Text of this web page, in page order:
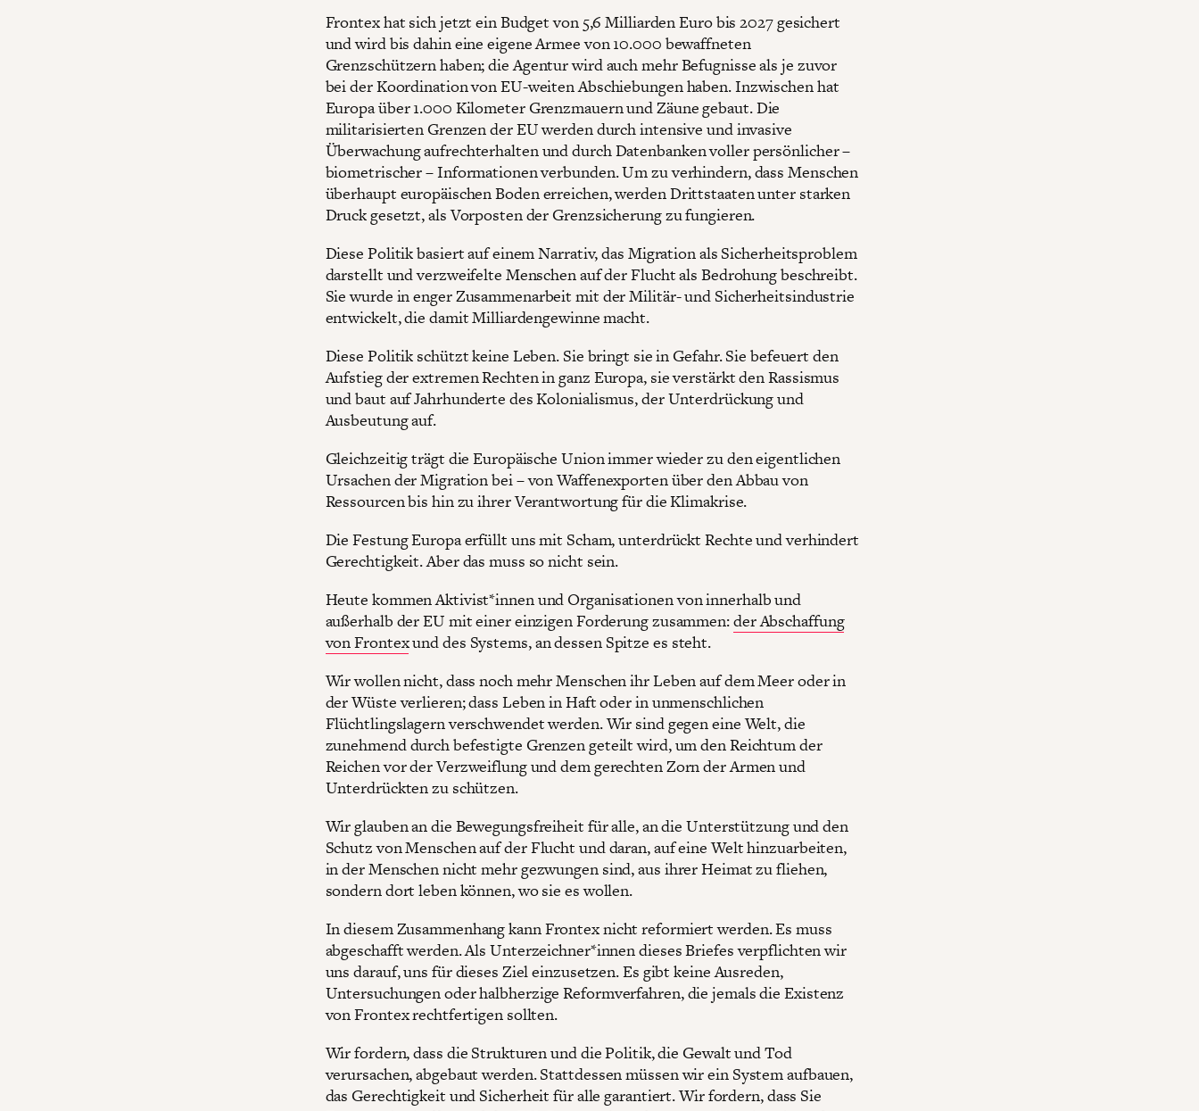
Frontex hat sich jetzt ein Budget von 5,6 Milliarden Euro bis 2027 gesichert
und wird bis dahin eine eigene Armee von 10.000 bewaffneten
Grenzschützern haben; die Agentur wird auch mehr Befugnisse als je zuvor
bei der Koordination von EU-weiten Abschiebungen haben. Inzwischen hat
Europa über 1.000 Kilometer Grenzmauern und Zäune gebaut. Die
militarisierten Grenzen der EU werden durch intensive und invasive
Überwachung aufrechterhalten und durch Datenbanken voller persönlicher –
biometrischer – Informationen verbunden. Um zu verhindern, dass Menschen
überhaupt europäischen Boden erreichen, werden Drittstaaten unter starken
Druck gesetzt, als Vorposten der Grenzsicherung zu fungieren.
Diese Politik basiert auf einem Narrativ, das Migration als Sicherheitsproblem
darstellt und verzweifelte Menschen auf der Flucht als Bedrohung beschreibt.
Sie wurde in enger Zusammenarbeit mit der Militär- und Sicherheitsindustrie
entwickelt, die damit Milliardengewinne macht.
Diese Politik schützt keine Leben. Sie bringt sie in Gefahr. Sie befeuert den
Aufstieg der extremen Rechten in ganz Europa, sie verstärkt den Rassismus
und baut auf Jahrhunderte des Kolonialismus, der Unterdrückung und
Ausbeutung auf.
Gleichzeitig trägt die Europäische Union immer wieder zu den eigentlichen
Ursachen der Migration bei – von Waffenexporten über den Abbau von
Ressourcen bis hin zu ihrer Verantwortung für die Klimakrise.
Die Festung Europa erfüllt uns mit Scham, unterdrückt Rechte und verhindert
Gerechtigkeit. Aber das muss so nicht sein.
Heute kommen Aktivist*innen und Organisationen von innerhalb und
außerhalb der EU mit einer einzigen Forderung zusammen:der Abschaffung
von Frontexund des Systems, an dessen Spitze es steht.
Wir wollen nicht, dass noch mehr Menschen ihr Leben auf dem Meer oder in
der Wüste verlieren; dass Leben in Haft oder in unmenschlichen
Flüchtlingslagern verschwendet werden. Wir sind gegen eine Welt, die
zunehmend durch befestigte Grenzen geteilt wird, um den Reichtum der
Reichen vor der Verzweiflung und dem gerechten Zorn der Armen und
Unterdrückten zu schützen.
Wir glauben an die Bewegungsfreiheit für alle, an die Unterstützung und den
Schutz von Menschen auf der Flucht und daran, auf eine Welt hinzuarbeiten,
in der Menschen nicht mehr gezwungen sind, aus ihrer Heimat zu fliehen,
sondern dort leben können, wo sie es wollen.
In diesem Zusammenhang kann Frontex nicht reformiert werden. Es muss
abgeschafft werden. Als Unterzeichner*innen dieses Briefes verpflichten wir
uns darauf, uns für dieses Ziel einzusetzen. Es gibt keine Ausreden,
Untersuchungen oder halbherzige Reformverfahren, die jemals die Existenz
von Frontex rechtfertigen sollten.
Wir fordern, dass die Strukturen und die Politik, die Gewalt und Tod
verursachen, abgebaut werden. Stattdessen müssen wir ein System aufbauen,
das Gerechtigkeit und Sicherheit für alle garantiert. Wir fordern, dass Sie